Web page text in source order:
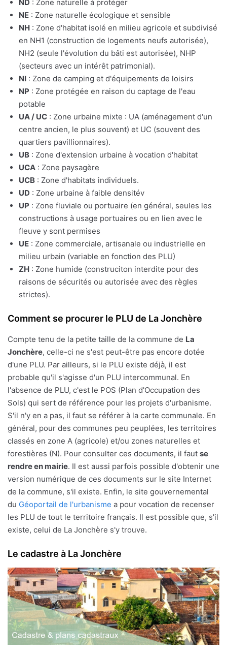
ND : Zone naturelle à protéger
NE : Zone naturelle écologique et sensible
NH : Zone d'habitat isolé en milieu agricole et subdivisé
en NH1 (construction de logements neufs autorisée),
NH2 (seule l'évolution du bâti est autorisée), NHP
(secteurs avec un intérêt patrimonial).
NI : Zone de camping et d'équipements de loisirs
NP : Zone protégée en raison du captage de l'eau
potable
UA / UC : Zone urbaine mixte : UA (aménagement d'un
centre ancien, le plus souvent) et UC (souvent des
quartiers pavillionnaires).
UB : Zone d'extension urbaine à vocation d'habitat
UCA : Zone paysagère
UCB : Zone d'habitats individuels.
UD : Zone urbaine à faible densitév
UP : Zone fluviale ou portuaire (en général, seules les
constructions à usage portuaires ou en lien avec le
fleuve y sont permises
UE : Zone commerciale, artisanale ou industrielle en
milieu urbain (variable en fonction des PLU)
ZH : Zone humide (construciton interdite pour des
raisons de sécurités ou autorisée avec des règles
strictes).
Comment se procurer le PLU de La Jonchère
Compte tenu de la petite taille de la commune de La
Jonchère, celle-ci ne s'est peut-être pas encore dotée
d'une PLU. Par ailleurs, si le PLU existe déjà, il est
probable qu'il s'agisse d'un PLU intercommunal. En
l'absence de PLU, c'est le POS (Plan d'Occupation des
Sols) qui sert de référence pour les projets d'urbanisme.
S'il n'y en a pas, il faut se référer à la carte communale. En
général, pour des communes peu peuplées, les territoires
classés en zone A (agricole) et/ou zones naturelles et
forestières (N). Pour consulter ces documents, il faut se
rendre en mairie. Il est aussi parfois possible d'obtenir une
version numérique de ces documents sur le site Internet
de la commune, s'il existe. Enfin, le site gouvernemental
du Géoportail de l'urbanisme a pour vocation de recenser
les PLU de tout le territoire français. Il est possible que, s'il
existe, celui de La Jonchère s'y trouve.
Le cadastre à La Jonchère